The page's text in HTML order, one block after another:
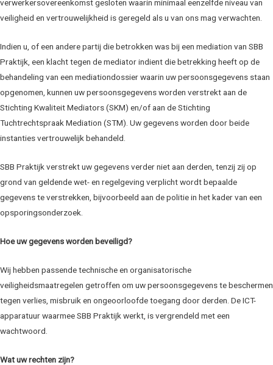
verwerkersovereenkomst gesloten waarin minimaal eenzelfde niveau van
veiligheid en vertrouwelijkheid is geregeld als u van ons mag verwachten.
Indien u, of een andere partij die betrokken was bij een mediation van SBB
Praktijk, een klacht tegen de mediator indient die betrekking heeft op de
behandeling van een mediationdossier waarin uw persoonsgegevens staan
opgenomen, kunnen uw persoonsgegevens worden verstrekt aan de
Stichting Kwaliteit Mediators (SKM) en/of aan de Stichting
Tuchtrechtspraak Mediation (STM). Uw gegevens worden door beide
instanties vertrouwelijk behandeld.
SBB Praktijk verstrekt uw gegevens verder niet aan derden, tenzij zij op
grond van geldende wet- en regelgeving verplicht wordt bepaalde
gegevens te verstrekken, bijvoorbeeld aan de politie in het kader van een
opsporingsonderzoek.
Hoe uw gegevens worden beveiligd?
Wij hebben passende technische en organisatorische
veiligheidsmaatregelen getroffen om uw persoonsgegevens te beschermen
tegen verlies, misbruik en ongeoorloofde toegang door derden. De ICT-
apparatuur waarmee SBB Praktijk werkt, is vergrendeld met een
wachtwoord.
Wat uw rechten zijn?